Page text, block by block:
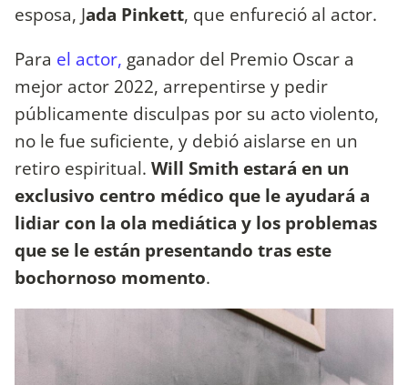
esposa, Jada Pinkett, que enfureció al actor.
Para el actor, ganador del Premio Oscar a
mejor actor 2022, arrepentirse y pedir
públicamente disculpas por su acto violento,
no le fue suficiente, y debió aislarse en un
retiro espiritual. Will Smith estará en un
exclusivo centro médico que le ayudará a
lidiar con la ola mediática y los problemas
que se le están presentando tras este
bochornoso momento.